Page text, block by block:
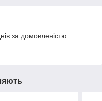
за домовленістю